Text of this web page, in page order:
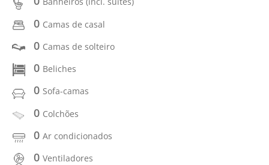
0 Camas de casal
0 Camas de solteiro
0 Beliches
0 Sofa-camas
0 Colchões
0 Ar condicionados
0 Ventiladores